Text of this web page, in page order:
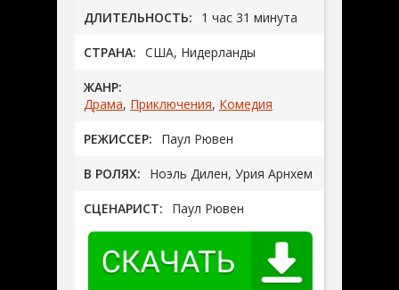
ДЛИТЕЛЬНОСТЬ: 1 час 31 минута
СТРАНА: США, Нидерланды
ЖАНР:
Драма, Приключения, Комедия
РЕЖИССЕР: Паул Рювен
В РОЛЯХ: Ноэль Дилен, Урия Арнхем
СЦЕНАРИСТ: Паул Рювен